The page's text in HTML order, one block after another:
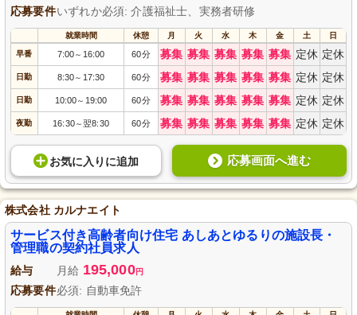
応募要件いずれか必須: 介護福祉士、実務者研修
就業時間 休憩 月 火 水 木 金 土 日
早番 7:00～ 16:00 60分 募集 募集 募集 募集 募集 定休 定休
日勤 8:30～ 17:30 60分 募集 募集 募集 募集 募集 定休 定休
日勤 10:00～ 19:00 60分 募集 募集 募集 募集 募集 定休 定休
夜勤 16:30～翌8:30 60分 募集 募集 募集 募集 募集 定休 定休
お気に入り に追加 応募画面へ進む
株式会社 カルナエイト
サービス付き高齢者向け住宅 あしあとゆるりの施設長・
管理職の契約社員求人
給与 月給 195,000円
応募要件必須: 自動車免許